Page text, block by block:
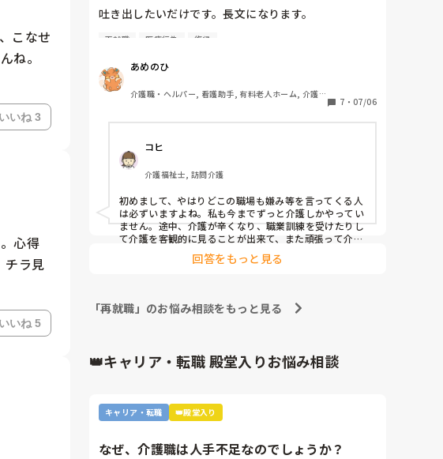
こなせ
ね。
いいね 3
心得
チラ見
いいね 5
吐き出したいだけです。長文になります。
職を2回ほどしています。
もう何度も介護職に戻りたくないと思って別職種へ転
職しようとしても、体調不良が原因で退職した事が不
金銭面に全く余裕が無く、失業手当を受給していまし
たがずっとは頼れないので覚悟を決めて再度介護職に
復帰し、再就職手当を貰い何とか生きています。
今の職場は比較的楽しく仕事を出来ていますが、患者
数がまぁまぁ多いこともあって忙しいは忙しいです。
私が勤める職場には日勤が無く早番、遅番、夜勤のみ
が、周りの先輩からは｢夜勤やらないのに正職員な
の？｣
るんだ｣と言われます。恐らく、悪気があるとか嫌味を
再就職 医療行為 復帰
あめのひ
介護職・ヘルパー, 看護助手, 有料老人ホーム, 介護老
7 ・ 07/06
コヒ
介護福祉士, 訪問介護
初めまして、やはりどこの職場も嫌み等を言ってくる人
は必ずいますよね。私も今までずっと介護しかやってい
ません。途中、介護が辛くなり、職業訓練を受けたりし
て介護を客観的に見ることが出来て、また頑張って介護
私も病院時代に、結構看護師さんに色々キツく言われた
て事もありました。口調はキツイ方は多かったけど、い
い方が多かった気もしています。
嫌でした。人間関係が最悪でした。本当に私の中では変
な人、癖が強い人しかいない気がします。
日勤のみの求人も多いですよ。しのさんが本当に辛いの
だったら、辞めてもいいと思います。
すみません。
回答をもっと見る
「再就職」のお悩み相談をもっと見る
👑キャリア・転職 殿堂入りお悩み相談
キャリア・転職 👑殿堂入り
なぜ、介護職は人手不足なのでしょうか？